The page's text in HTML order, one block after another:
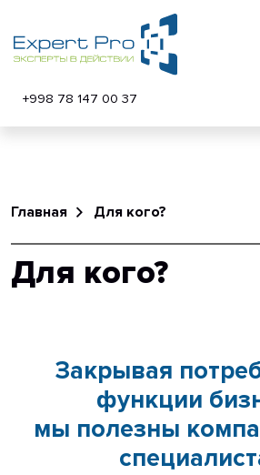
+998 78 147 00 37
Главная Для кого?
Для кого?
Закрывая
функции
мы полезны